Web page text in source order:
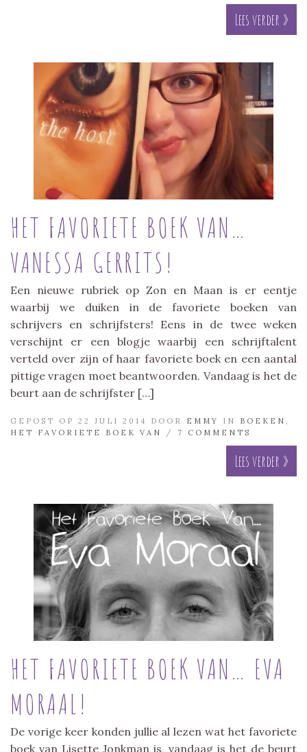
Lees verder »
HET FAVORIETE BOEK VAN…
VANESSA GERRITS!
Een nieuwe rubriek op Zon en Maan is er eentje
waarbij we duiken in de favoriete boeken van
schrijvers en schrijfsters! Eens in de twee weken
verschijnt er een blogje waarbij een schrijftalent
verteld over zijn of haar favoriete boek en een aantal
pittige vragen moet beantwoorden. Vandaag is het de
beurt aan de schrijfster […]
GEPOST OP 22 JULI 2014 DOOR EMMY IN BOEKEN
HET FAVORIETE BOEK VAN
/ 7 COMMENTS
Lees verder »
HET FAVORIETE BOEK VAN… EVA
MORAAL!
De vorige keer konden jullie al lezen wat het favoriete
boek van Lisette Jonkman is, vandaag is het de beurt